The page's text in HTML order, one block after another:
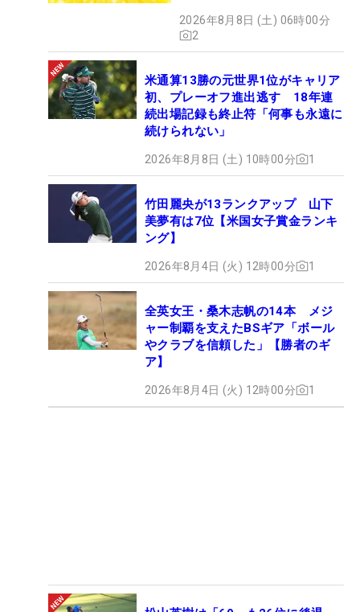
2026年8月8日 (土) 06時00分
2
米通算13勝の元世界1位がキャリア
初、プレーオフ進出逃す 18年連
続出場記録も終止符「何事も永遠に
続けられない」
2026年8月8日 (土) 10時00分 1
竹田麗央が13ランクアップ 山下
美夢有は7位【米国女子賞金ランキ
ング】
2026年8月4日 (火) 12時00分 1
全英女王・桑木志帆の14本 メジ
ャー制覇を支えたBSギア「ボール
やクラブを信頼した」【勝者のギ
ア】
2026年8月4日 (火) 12時00分 1